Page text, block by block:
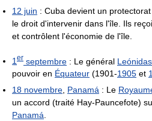
12 juin : Cuba devient un
le droit d'intervenir dans l'île. Ils
et contrôlent l'économie de l'île.
1er septembre : Le général
pouvoir en Équateur (1901-1905 et
18 novembre, Panamá : Le
un accord (traité Hay-Pauncefote)
Panamá.